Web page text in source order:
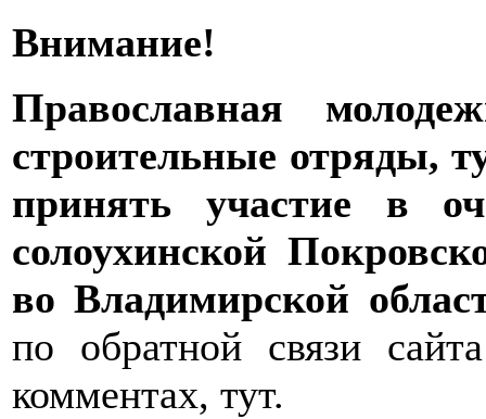
Внимание!
Православная
строительные отряды,
принять участие в
солоухинской
во Владимирской
по обратной связи
комментах, тут.